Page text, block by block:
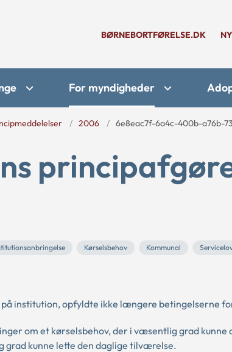
BØRNEBORTFØRELSE.DK
For myndigheder
2006 6e8eac7f-6a4c-400b-a76b-
Kørselsbehov Kommunal
institution, opfyldte ikke længere betingelserne
om et kørselsbehov, der i væsentlig grad
kunne lette den daglige tilværelse.